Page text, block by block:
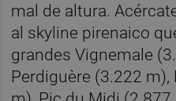
mal de altura.
al skyline pirenaico
grandes Vignemale
Perdiguère (3.222